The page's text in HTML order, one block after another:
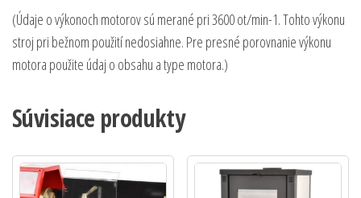
(Údaje o výkonoch motorov sú merané pri 3600 ot/min-1. Tohto výkonu
stroj pri bežnom použití nedosiahne. Pre presné porovnanie výkonu
motora použite údaj o obsahu a type motora.)
Súvisiace produkty